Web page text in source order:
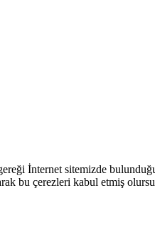
İnternet sitemizde
bu çerezleri kabul etmiş